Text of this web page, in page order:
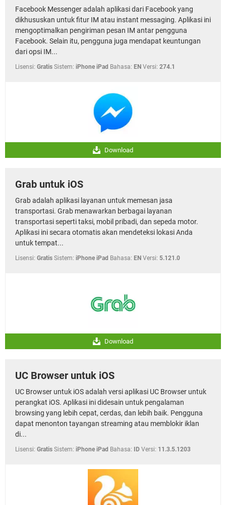
Facebook Messenger adalah aplikasi dari Facebook yang
dikhususkan untuk fitur IM atau instant messaging. Aplikasi ini
mengoptimalkan pengiriman pesan IM antar pengguna
Facebook. Selain itu, pengguna juga mendapat keuntungan
dari opsi IM...
Lisensi: Gratis Sistem: iPhone iPad Bahasa: EN Versi: 274.1
Download
Grab untuk iOS
Grab adalah aplikasi layanan untuk memesan jasa
transportasi. Grab menawarkan berbagai layanan
transportasi seperti taksi, mobil pribadi, dan sepeda motor.
Aplikasi ini secara otomatis akan mendeteksi lokasi Anda
untuk tempat...
Lisensi: Gratis Sistem: iPhone iPad Bahasa: EN Versi: 5.121.0
Download
UC Browser untuk iOS
UC Browser untuk iOS adalah versi aplikasi UC Browser untuk
perangkat iOS. Aplikasi ini didesain untuk pengalaman
browsing yang lebih cepat, cerdas, dan lebih baik. Pengguna
dapat menonton tayangan streaming atau memblokir iklan
di...
Lisensi: Gratis Sistem: iPhone iPad Bahasa: ID Versi: 11.3.5.1203